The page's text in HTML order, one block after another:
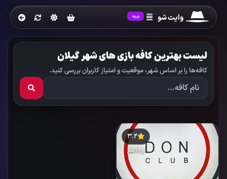
وایت شو ورود
لیست بهترین کافه بازی های شهر گیلان
کافه‌ها را بر اساس شهر، موقعیت و امتیاز کاربران بررسی کنید.
3.2
از 18 نظر